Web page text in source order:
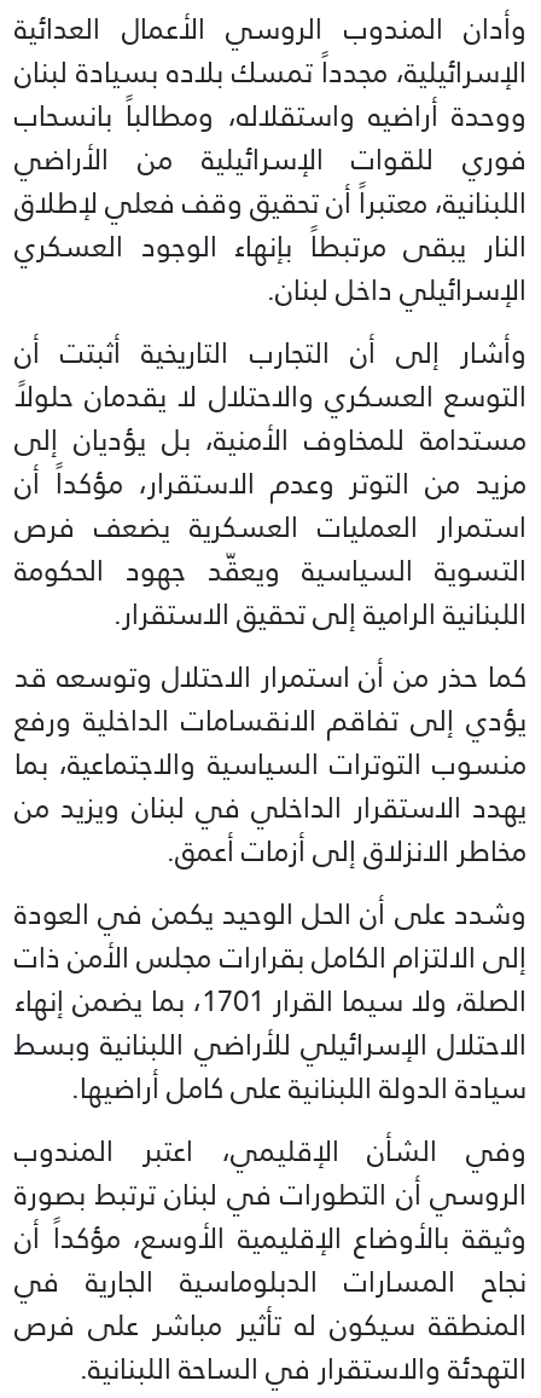
وأدان المندوب الروسي الأعمال العدائية
الإسرائيلية، مجدداً تمسك بلاده بسيادة لبنان
ووحدة أراضيه واستقلاله، ومطالباً بانسحاب
فوري للقوات الإسرائيلية من الأراضي
اللبنانية، معتبراً أن تحقيق وقف فعلي لإطلاق
النار يبقى مرتبطاً بإنهاء الوجود العسكري
الإسرائيلي داخل لبنان.
وأشار إلى أن التجارب التاريخية أثبتت أن
التوسع العسكري والاحتلال لا يقدمان حلولاً
مستدامة للمخاوف الأمنية، بل يؤديان إلى
مزيد من التوتر وعدم الاستقرار، مؤكداً أن
استمرار العمليات العسكرية يضعف فرص
التسوية السياسية ويعقّد جهود الحكومة
اللبنانية الرامية إلى تحقيق الاستقرار.
كما حذر من أن استمرار الاحتلال وتوسعه قد
يؤدي إلى تفاقم الانقسامات الداخلية ورفع
منسوب التوترات السياسية والاجتماعية، بما
يهدد الاستقرار الداخلي في لبنان ويزيد من
مخاطر الانزلاق إلى أزمات أعمق.
وشدد على أن الحل الوحيد يكمن في العودة
إلى الالتزام الكامل بقرارات مجلس الأمن ذات
الصلة، ولا سيما القرار 1701، بما يضمن إنهاء
الاحتلال الإسرائيلي للأراضي اللبنانية وبسط
سيادة الدولة اللبنانية على كامل أراضيها.
وفي الشأن الإقليمي، اعتبر المندوب
الروسي أن التطورات في لبنان ترتبط بصورة
وثيقة بالأوضاع الإقليمية الأوسع، مؤكداً أن
نجاح المسارات الدبلوماسية الجارية في
المنطقة سيكون له تأثير مباشر على فرص
التهدئة والاستقرار في الساحة اللبنانية.